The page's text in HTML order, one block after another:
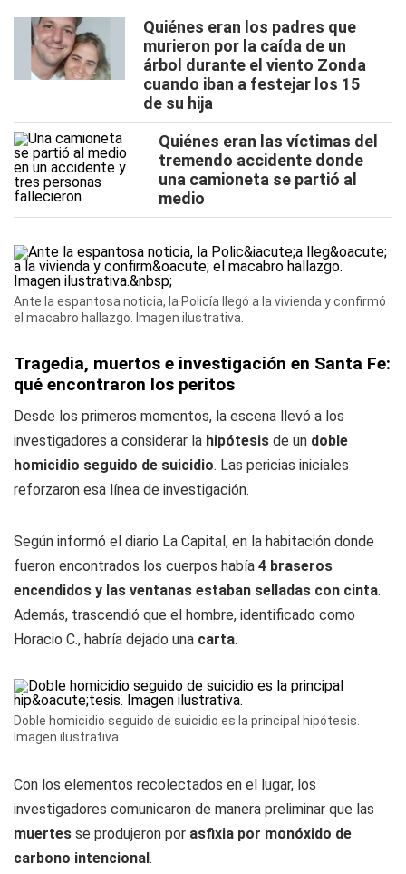
Quiénes eran los padres que
murieron por la caída de un
árbol durante el viento Zonda
cuando iban a festejar los 15
de su hija
Quiénes eran las víctimas del
tremendo accidente donde
una camioneta se partió al
medio
Ante la espantosa noticia, la Policía llegó a la vivienda y confirmó
el macabro hallazgo. Imagen ilustrativa.
Tragedia, muertos e investigación en Santa Fe:
qué encontraron los peritos
Desde los primeros momentos, la escena llevó a los
investigadores a considerar la hipótesis de un doble
homicidio seguido de suicidio. Las pericias iniciales
reforzaron esa línea de investigación.
Según informó el diario La Capital, en la habitación donde
fueron encontrados los cuerpos había 4 braseros
encendidos y las ventanas estaban selladas con cinta.
Además, trascendió que el hombre, identificado como
Horacio C., habría dejado una carta.
Doble homicidio seguido de suicidio es la principal hipótesis.
Imagen ilustrativa.
Con los elementos recolectados en el lugar, los
investigadores comunicaron de manera preliminar que las
muertes se produjeron por asfixia por monóxido de
carbono intencional.